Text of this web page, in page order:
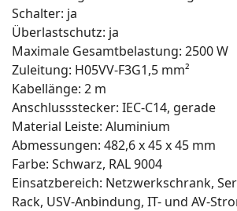
Schalter: ja
Überlastschutz: ja
Maximale Gesamtbelastung: 2500 W
Zuleitung: H05VV-F3G1,5 mm²
Kabellänge: 2 m
Anschlussstecker: IEC-C14, gerade
Material Leiste: Aluminium
Abmessungen: 482,6 x 45 x 45 mm
Farbe: Schwarz, RAL 9004
Einsatzbereich: Netzwerkschrank,
Rack, USV-Anbindung, IT- und AV-